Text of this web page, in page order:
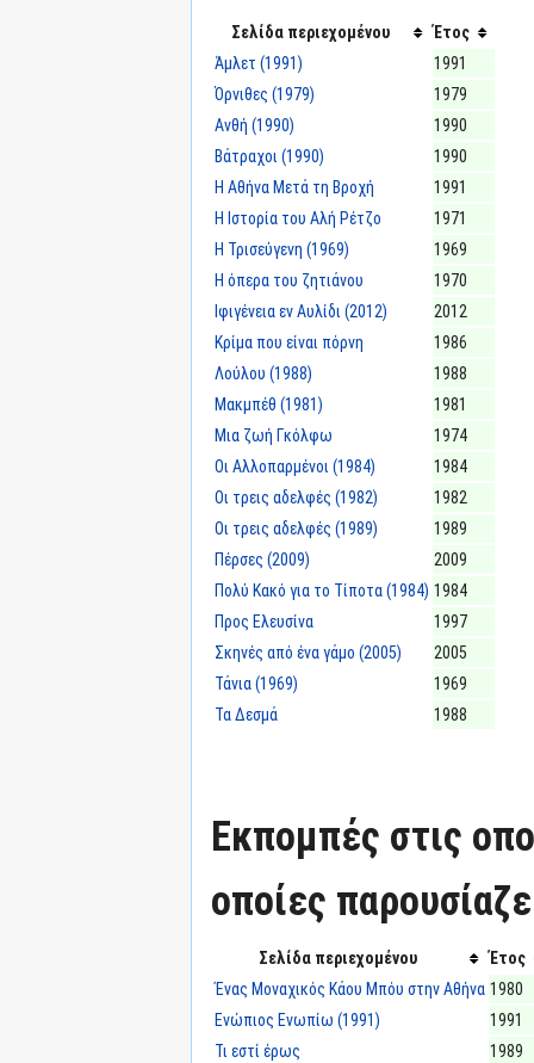
Σελίδα περιεχομένου
Έτος
Άμλετ (1991)
1991
Όρνιθες (1979)
1979
Ανθή (1990)
1990
Βάτραχοι (1990)
1990
Η Αθήνα Μετά τη Βροχή
1991
Η Ιστορία του Αλή Ρέτζο
1971
Η Τρισεύγενη (1969)
1969
Η όπερα του ζητιάνου
1970
Ιφιγένεια εν Αυλίδι (2012)
2012
Κρίμα που είναι πόρνη
1986
Λούλου (1988)
1988
Μακμπέθ (1981)
1981
Μια ζωή Γκόλφω
1974
Οι Αλλοπαρμένοι (1984)
1984
Οι τρεις αδελφές (1982)
1982
Οι τρεις αδελφές (1989)
1989
Πέρσες (2009)
2009
Πολύ Κακό για το Τίποτα (1984) 1984
Προς Ελευσίνα
1997
Σκηνές από ένα γάμο (2005)
2005
Τάνια (1969)
1969
Τα Δεσμά
1988
Εκπομπές στις
οποίες
Σελίδα περιεχομένου
Έτος
Ένας Μοναχικός Κάου Μπόυ στην Αθήνα 1980
Ενώπιος Ενωπίω (1991)
1991
Τι εστί έρως
1989